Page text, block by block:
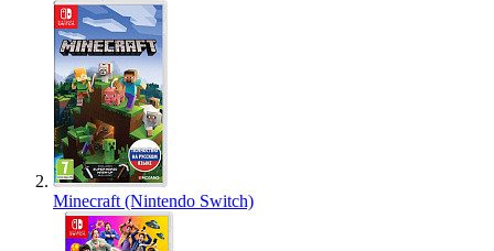
Minecraft (Nintendo Switch)